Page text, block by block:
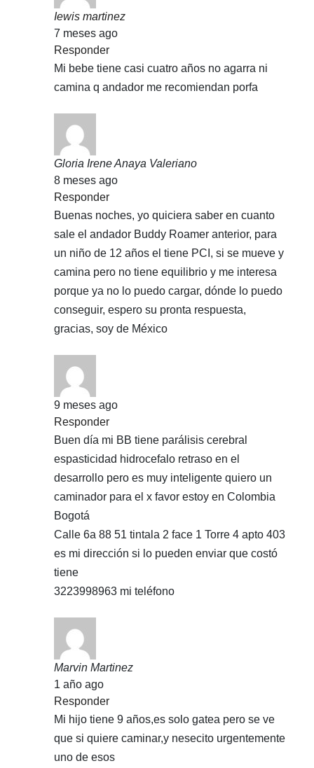
Iewis martinez
7 meses ago
Responder
Mi bebe tiene casi cuatro años no agarra ni
camina q andador me recomiendan porfa
Gloria Irene Anaya Valeriano
8 meses ago
Responder
Buenas noches, yo quiciera saber en cuanto
sale el andador Buddy Roamer anterior, para
un niño de 12 años el tiene PCI, si se mueve y
camina pero no tiene equilibrio y me interesa
porque ya no lo puedo cargar, dónde lo puedo
conseguir, espero su pronta respuesta,
gracias, soy de México
9 meses ago
Responder
Buen día mi BB tiene parálisis cerebral
espasticidad hidrocefalo retraso en el
desarrollo pero es muy inteligente quiero un
caminador para el x favor estoy en Colombia
Bogotá
Calle 6a 88 51 tintala 2 face 1 Torre 4 apto 403
es mi dirección si lo pueden enviar que costó
tiene
3223998963 mi teléfono
Marvin Martinez
1 año ago
Responder
Mi hijo tiene 9 años,es solo gatea pero se ve
que si quiere caminar,y nesecito urgentemente
uno de esos